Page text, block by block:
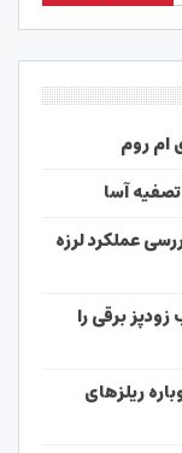
ام روم
آسا
عملکرد لرزه
برقی را
ریلزهای